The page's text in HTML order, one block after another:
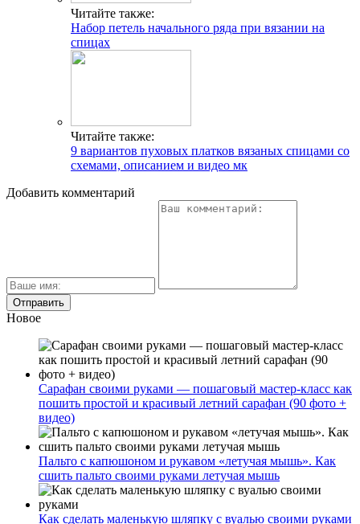
Читайте также:
Набор петель начального ряда при вязании на
спицах
Читайте также:
9 вариантов пуховых платков вязаных спицами со
схемами, описанием и видео мк
Добавить комментарий
Новое
Сарафан своими руками — пошаговый мастер-класс как
пошить простой и красивый летний сарафан (90 фото +
видео)
Пальто с капюшоном и рукавом «летучая мышь». Как
сшить пальто своими руками летучая мышь
Как сделать маленькую шляпку с вуалью своими руками